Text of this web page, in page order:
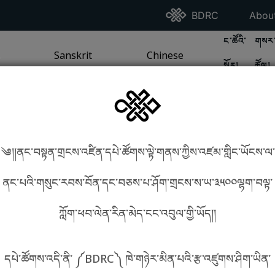
Go To BDRC
BDRC Go
/ SEA TRADITIONPAGE
GO TOSANSKRIT TRADITION
Sanskrit
GO TOCHINESE TRADITION
Chinese
GO TO
ང་ཚོའི་
སྐོར།
GO
ཚོལ།
༄།།ནང་བསྟན་གྲངས་འཛིན་དཔེ་ཚོགས་ལྟེ་གནས་ཀྱིས་འཛམ་གླིང་ཡོངས་ལ་
ནང་པའི་གསུང་རབས་བོན་དང་བཅས་པ་ཤོག་གྲངས་ས་ཡ་༣༥༠༠ལྷག་བལྟ་
ཀློག་ཕབ་ལེན་རིན་མེད་ངང་འབུལ་གྱི་ཡོད།།
དཔེ་ཚོགས་འདི་ནི་ ༼BDRC༽ ཁེ་གཉེར་མིན་པའི་རྩ་འཛུགས་ཤིག་ཡིན་
phonetics! How to find things?